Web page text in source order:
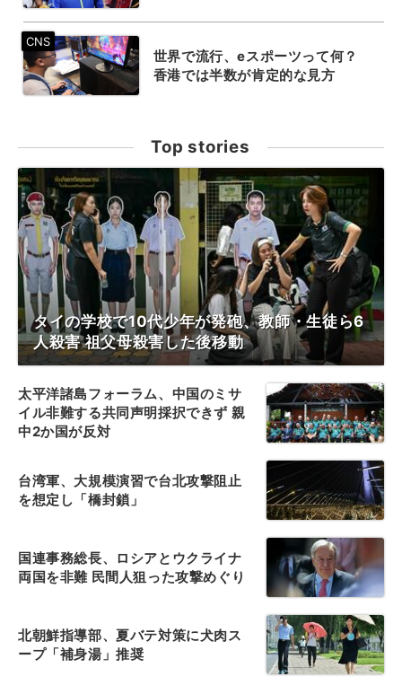
世界で流行、eスポーツって何？
香港では半数が肯定的な見方
Top stories
タイの学校で10代少年が発砲、教師・生徒ら6
人殺害 祖父母殺害した後移動
太平洋諸島フォーラム、中国のミサ
イル非難する共同声明採択できず 親
中2か国が反対
台湾軍、大規模演習で台北攻撃阻止
を想定し「橋封鎖」
国連事務総長、ロシアとウクライナ
両国を非難 民間人狙った攻撃めぐり
北朝鮮指導部、夏バテ対策に犬肉ス
ープ「補身湯」推奨